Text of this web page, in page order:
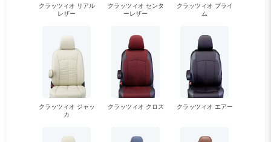
クラッツィオ リアル
レザー
クラッツィオ センタ
ーレザー
クラッツィオ プライ
ム
クラッツィオ ジャッ
カ
クラッツィオ クロス クラッツィオ エアー